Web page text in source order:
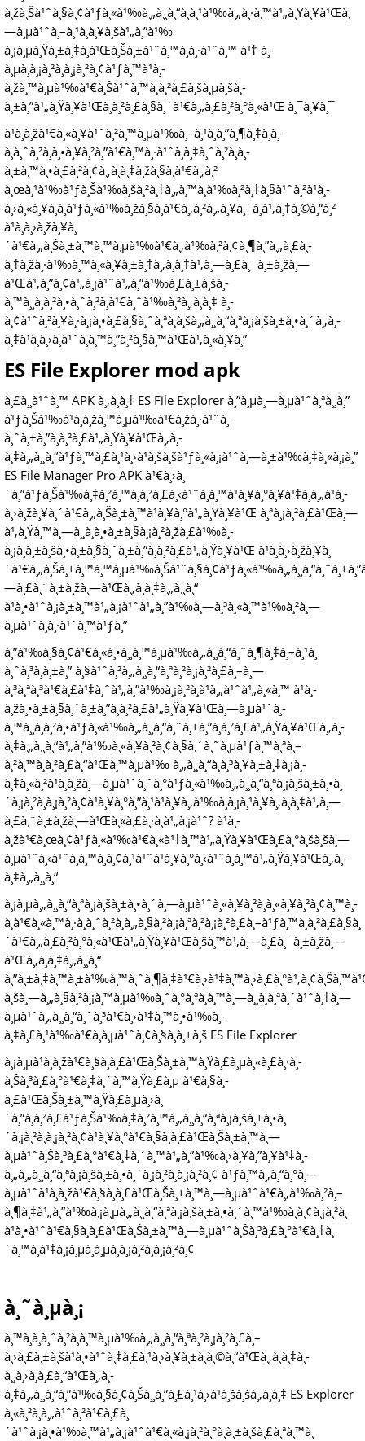
à¸žà¸Šà¹ˆà¸§à¸¢à¹ƒà¸«à¹‰à¸„à¸¸à¸“à¸à¸¹à¹‰à¸„à¸·à¸™à¹„à¸Ÿà¸¥à¹Œà¸
—à¸µà¹ˆà¸–à¸¹à¸à¸¥à¸šà¹„à¸”à¹‰
à¸¡à¸µà¸Ÿà¸±à¸‡à¸à¹Œà¸Šà¸±à¹ˆà¸™à¸­à¸·à¹ˆà¸™ à¹† à¸­
à¸µà¸à¸¡à¸²à¸à¸¡à¸²à¸¢à¹ƒà¸™à¹à¸­
à¸žà¸™à¸µà¹‰à¹€à¸Šà¹ˆà¸™à¸à¸²à¸£à¸šà¸µà¸šà¸­
à¸±à¸”à¹„à¸Ÿà¸¥à¹Œà¸à¸²à¸£à¸§à¸´à¹€à¸„à¸£à¸²à¸°à¸«à¹Œ à¸¯à¸¥à¸¯
à¹à¸­à¸žà¹€à¸«à¸¥à¹ˆà¸²à¸™à¸µà¹‰à¸–à¸¹à¸à¸”à¸¶à¸‡à¸­à¸­
à¸à¸ˆà¸²à¸à¸•à¸¥à¸²à¸”à¹€à¸™à¸·à¹ˆà¸­à¸‡à¸ˆà¸²à¸à¸­
à¸±à¸™à¸•à¸£à¸²à¸¢à¸‚à¸­à¸‡à¸žà¸§à¸à¹€à¸‚à¸²
à¸œà¸¹à¹‰à¹ƒà¸Šà¹‰à¸šà¸²à¸‡à¸„à¸™à¸­à¹‰à¸²à¸‡à¸§à¹ˆà¸²à¹à¸­
à¸›à¸«à¸¥à¸­à¸à¹ƒà¸«à¹‰à¸žà¸§à¸à¹€à¸‚à¸²à¸„à¸¥à¸´à¸à¹‚à¸†à¸©à¸“à¸²
à¹à¸­à¸›à¸žà¸¥à¸
´à¹€à¸„à¸Šà¸±à¸™à¸™à¸µà¹‰à¹€à¸‚à¹‰à¸²à¸¢à¸¶à¸”à¸„à¸£à¸­
à¸‡à¸žà¸·à¹‰à¸™à¸«à¸¥à¸±à¸‡à¸‚à¸­à¸‡à¹‚à¸—à¸£à¸¨à¸±à¸žà¸—
à¹Œà¹‚à¸”à¸¢à¹„à¸¡à¹ˆà¹„à¸”à¹‰à¸£à¸±à¸šà¸­
à¸™à¸¸à¸à¸²à¸•à¸ˆà¸²à¸à¹€à¸ˆà¹‰à¸²à¸‚à¸­à¸‡ à¸­
à¸¢à¹ˆà¸²à¸¥à¸·à¸¡à¸•à¸£à¸§à¸ˆà¸ªà¸­à¸šà¸„à¸¸à¸“à¸ªà¸¡à¸šà¸±à¸•à¸´à¸‚à¸­
à¸‡à¹à¸­à¸›à¸à¹ˆà¸­à¸™à¸”à¸²à¸§à¸™à¹Œà¹‚à¸«à¸¥à¸”
ES File Explorer mod apk
à¸£à¸¸à¹ˆà¸™ APK à¸‚à¸­à¸‡ ES File Explorer à¸”à¸µà¸—à¸µà¹ˆà¸ªà¸¸à¸”
à¹ƒà¸Šà¹‰à¹à¸­à¸žà¸™à¸µà¹‰à¹€à¸žà¸·à¹ˆà¸­
à¸ˆà¸±à¸”à¸à¸²à¸£à¹„à¸Ÿà¸¥à¹Œà¸‚à¸­
à¸‡à¸„à¸¸à¸“à¹ƒà¸™à¸£à¸¹à¸›à¹à¸šà¸šà¹ƒà¸«à¸¡à¹ˆà¸—à¸±à¹‰à¸‡à¸«à¸¡à¸”
ES File Manager Pro APK à¹€à¸›à¸
´à¸”à¹ƒà¸Šà¹‰à¸‡à¸²à¸™à¸à¸²à¸£à¸‹à¹ˆà¸­à¸™à¹à¸¥à¸°à¸¥à¹‡à¸­à¸„à¹à¸­
à¸›à¸žà¸¥à¸´à¹€à¸„à¸Šà¸±à¸™à¹à¸¥à¸°à¹„à¸Ÿà¸¥à¹Œ à¸ªà¸¡à¸²à¸£à¹Œà¸—
à¹‚à¸Ÿà¸™à¸—à¸¸à¸à¸•à¸±à¸§à¸¡à¸²à¸žà¸£à¹‰à¸­
à¸¡à¸à¸±à¸šà¸•à¸±à¸§à¸ˆà¸±à¸”à¸à¸²à¸£à¹„à¸Ÿà¸¥à¹Œ à¹à¸­à¸›à¸žà¸¥à¸
—à¸£à¸¨à¸±à¸žà¸—à¹Œà¸‚à¸­à¸‡à¸„à¸¸à¸“
à¹à¸•à¹ˆà¸¡à¸±à¸™à¹„à¸¡à¹ˆà¹„à¸”à¹‰à¸—à¸³à¸«à¸™à¹‰à¸²à¸—
à¸µà¹ˆà¸­à¸·à¹ˆà¸™à¹ƒà¸”
à¸”à¹‰à¸§à¸¢à¹€à¸«à¸•à¸¸à¸™à¸µà¹‰à¸„à¸¸à¸“à¸ˆà¸¶à¸‡à¸–à¸¹à¸
à¸ˆà¸³à¸à¸±à¸” à¸§à¹ˆà¸²à¸„à¸¸à¸“à¸ªà¸²à¸¡à¸²à¸£à¸–à¸—
à¸³à¸ªà¸³à¹€à¸£à¹‡à¸ˆà¹„à¸”à¹‰à¸¡à¸²à¸à¹à¸„à¹ˆà¹„à¸«à¸™ à¹à¸­
à¸žà¸•à¸±à¸§à¸ˆà¸±à¸”à¸à¸²à¸£à¹„à¸Ÿà¸¥à¹Œà¸—à¸µà¹ˆà¸­
à¸™à¸¸à¸à¸²à¸•à¹ƒà¸«à¹‰à¸„à¸¸à¸“à¸ˆà¸±à¸”à¸à¸²à¸£à¹„à¸Ÿà¸¥à¹Œà¸‚à¸­
à¸‡à¸„à¸¸à¸“à¹„à¸”à¹‰à¸«à¸¥à¸²à¸¢à¸§à¸´à¸˜à¸µà¹ƒà¸™à¸ªà¸–
à¸²à¸™à¸à¸²à¸£à¸“à¹Œà¸™à¸µà¹‰ à¸„à¸¸à¸“à¸à¸³à¸¥à¸±à¸‡à¸¡à¸­
à¸‡à¸«à¸²à¹à¸­à¸žà¸—à¸µà¹ˆà¸ˆà¸°à¹ƒà¸«à¹‰à¸„à¸¸à¸“à¸ªà¸¡à¸šà¸±à¸•à¸
´à¸¡à¸²à¸à¸¡à¸²à¸¢à¹à¸¥à¸°à¸”à¸¹à¹à¸¥à¸‚à¹‰à¸­à¸¡à¸¹à¸¥à¸‚à¸­à¸‡à¹‚à¸—
à¸£à¸¨à¸±à¸žà¸—à¹Œà¸«à¸£à¸·à¸­à¹„à¸¡à¹ˆ? à¹à¸­
à¸žà¹€à¸œà¸¢à¹ƒà¸«à¹‰à¹€à¸«à¹‡à¸™à¹„à¸Ÿà¸¥à¹Œà¸£à¸°à¸šà¸šà¸—
à¸µà¹ˆà¸‹à¹ˆà¸­à¸™à¸­à¸¢à¸¹à¹ˆà¹à¸¥à¸°à¸‹à¹ˆà¸­à¸™à¹„à¸Ÿà¸¥à¹Œà¸‚à¸­
à¸‡à¸„à¸¸à¸“
à¸¡à¸µà¸„à¸¸à¸“à¸ªà¸¡à¸šà¸±à¸•à¸´à¸—à¸µà¹ˆà¸«à¸¥à¸²à¸à¸«à¸¥à¸²à¸¢à¸™à¸­
à¸à¹€à¸«à¸™à¸·à¸­à¸ˆà¸²à¸à¸„à¸§à¸²à¸¡à¸ªà¸²à¸¡à¸²à¸£à¸–à¹ƒà¸™à¸à¸²à¸£à¸§à¸
´à¹€à¸„à¸£à¸²à¸°à¸«à¹Œà¹„à¸Ÿà¸¥à¹Œà¸šà¸™à¹‚à¸—à¸£à¸¨à¸±à¸žà¸—
à¹Œà¸‚à¸­à¸‡à¸„à¸¸à¸“
à¸šà¸—à¸„à¸§à¸²à¸¡à¸™à¸µà¹‰à¸ˆà¸°à¸ªà¸­à¸™à¸—à¸¸à¸à¸ªà¸´à¹ˆà¸‡à¸—
à¸µà¹ˆà¸„à¸¸à¸“à¸ˆà¸³à¹€à¸›à¹‡à¸™à¸•à¹‰à¸­
à¸‡à¸£à¸¹à¹‰à¹€à¸à¸µà¹ˆà¸¢à¸§à¸à¸±à¸š ES File Explorer
à¸¡à¸µà¹à¸­à¸žà¹€à¸§à¸­à¸£à¹Œà¸Šà¸±à¸™à¸Ÿà¸£à¸µà¸«à¸£à¸·à¸­
à¸Šà¸³à¸£à¸°à¹€à¸‡à¸´à¸™à¸Ÿà¸£à¸µ à¹€à¸§à¸­
à¸£à¹Œà¸Šà¸±à¸™à¸Ÿà¸£à¸µà¸›à¸
´à¸”à¸à¸²à¸£à¹ƒà¸Šà¹‰à¸‡à¸²à¸™à¸„à¸¸à¸“à¸ªà¸¡à¸šà¸±à¸•à¸
´à¸¡à¸²à¸à¸¡à¸²à¸¢à¹à¸¥à¸°à¹€à¸§à¸­à¸£à¹Œà¸Šà¸±à¸™à¸—
à¸µà¹ˆà¸Šà¸³à¸£à¸°à¹€à¸‡à¸´à¸™à¹„à¸”à¹‰à¸›à¸¥à¸”à¸¥à¹‡à¸­
à¸„à¸„à¸¸à¸“à¸ªà¸¡à¸šà¸±à¸•à¸´à¸¡à¸²à¸à¸¡à¸²à¸¢ à¹ƒà¸™à¸‚à¸“à¸°à¸—
à¸µà¹ˆà¹à¸­à¸žà¹€à¸§à¸­à¸£à¹Œà¸Šà¸±à¸™à¸—à¸µà¹ˆà¹€à¸‚à¹‰à¸²à¸–
à¸¶à¸‡à¹„à¸”à¹‰à¸¡à¸µà¸„à¸¸à¸“à¸ªà¸¡à¸šà¸±à¸•à¸´à¸™à¹‰à¸­à¸¢à¸¡à¸²à¸
à¹à¸•à¹ˆà¹€à¸§à¸­à¸£à¹Œà¸Šà¸±à¸™à¸—à¸µà¹ˆà¸Šà¸³à¸£à¸°à¹€à¸‡à¸
´à¸™à¸à¹‡à¸¡à¸µà¸­à¸µà¸à¸¡à¸²à¸à¸¡à¸²à¸¢
à¸˜à¸µà¸¡
à¸™à¸­à¸à¸ˆà¸²à¸à¸™à¸µà¹‰à¸„à¸¸à¸“à¸ªà¸²à¸¡à¸²à¸£à¸–
à¸›à¸£à¸±à¸šà¹à¸•à¹ˆà¸‡à¸£à¸¹à¸›à¸¥à¸±à¸à¸©à¸“à¹Œà¸‚à¸­à¸‡à¸­
à¸¸à¸›à¸à¸£à¸“à¹Œà¸‚à¸­
à¸‡à¸„à¸¸à¸“à¸”à¹‰à¸§à¸¢à¸Šà¸¸à¸”à¸£à¸¹à¸›à¹à¸šà¸šà¸‚à¸­à¸‡ ES Explorer
à¸«à¸²à¸à¸„à¹ˆà¸²à¹€à¸£à¸
´à¹ˆà¸¡à¸•à¹‰à¸™à¹„à¸¡à¹ˆà¹€à¸«à¸¡à¸²à¸°à¸à¸±à¸šà¸£à¸ªà¸™à¸